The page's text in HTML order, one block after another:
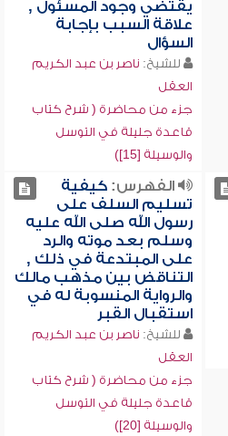
يقتضي وجود المسئول ,
علاقة السبب بإجابة
السؤال
للشيخ: ناصر بن عبد الكريم
العقل
جزء من محاضرة ( شرح كتاب
قاعدة جليلة في التوسل
والوسيلة [15])
الفهرس:كيفية
تسليم السلف على
رسول الله صلى الله عليه
وسلم بعد موته والرد
على المبتدعة في ذلك ,
التناقض بين مذهب مالك
والرواية المنسوبة له في
استقبال القبر
للشيخ: ناصر بن عبد الكريم
العقل
جزء من محاضرة ( شرح كتاب
قاعدة جليلة في التوسل
والوسيلة [20])